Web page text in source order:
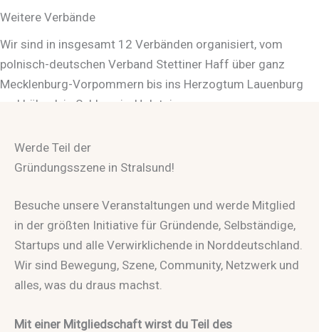
Weitere Verbände
Wir sind in insgesamt 12 Verbänden organisiert, vom
polnisch-deutschen Verband Stettiner Haff über ganz
Mecklenburg-Vorpommern bis ins Herzogtum Lauenburg
und Lübeck in Schleswig-Holstein.
Werde Teil der
Gründungsszene in Stralsund!
Besuche unsere Veranstaltungen und werde Mitglied
in der größten Initiative für Gründende, Selbständige,
Startups und alle Verwirklichende in Norddeutschland.
Wir sind Bewegung, Szene, Community, Netzwerk und
alles, was du draus machst.
Mit einer Mitgliedschaft wirst du Teil des